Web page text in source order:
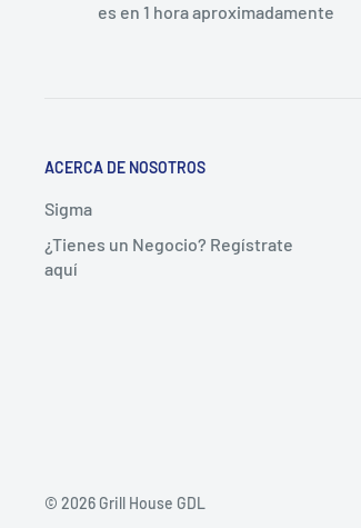
es en 1 hora aproximadamente
ACERCA DE NOSOTROS
Sigma
¿Tienes un Negocio? Regístrate
aquí
© 2026 Grill House GDL